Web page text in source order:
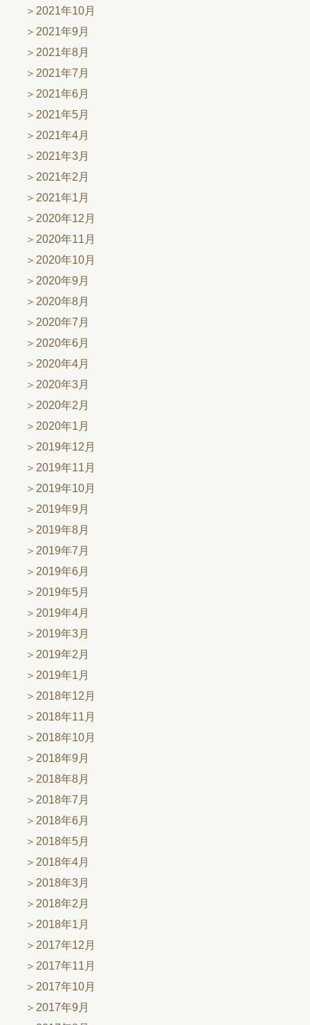
2021年10月
2021年9月
2021年8月
2021年7月
2021年6月
2021年5月
2021年4月
2021年3月
2021年2月
2021年1月
2020年12月
2020年11月
2020年10月
2020年9月
2020年8月
2020年7月
2020年6月
2020年4月
2020年3月
2020年2月
2020年1月
2019年12月
2019年11月
2019年10月
2019年9月
2019年8月
2019年7月
2019年6月
2019年5月
2019年4月
2019年3月
2019年2月
2019年1月
2018年12月
2018年11月
2018年10月
2018年9月
2018年8月
2018年7月
2018年6月
2018年5月
2018年4月
2018年3月
2018年2月
2018年1月
2017年12月
2017年11月
2017年10月
2017年9月